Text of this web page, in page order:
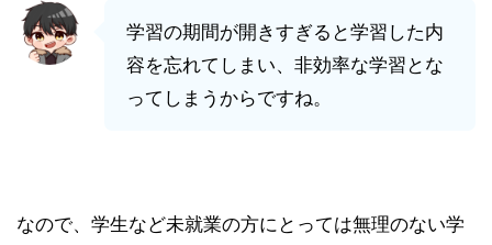
学習の期間が開きすぎると学習した内
容を忘れてしまい、非効率な学習とな
ってしまうからですね。
なので、学生など未就業の方にとっては無理のない学